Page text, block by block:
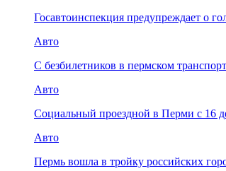
Госавтоинспекция предупреждает о
Авто
С безбилетников в пермском
Авто
Социальный проездной в Перми с 16
Авто
Пермь вошла в тройку российских